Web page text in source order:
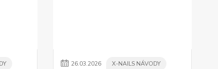
26.03.2026 X-NAILS NÁVODY